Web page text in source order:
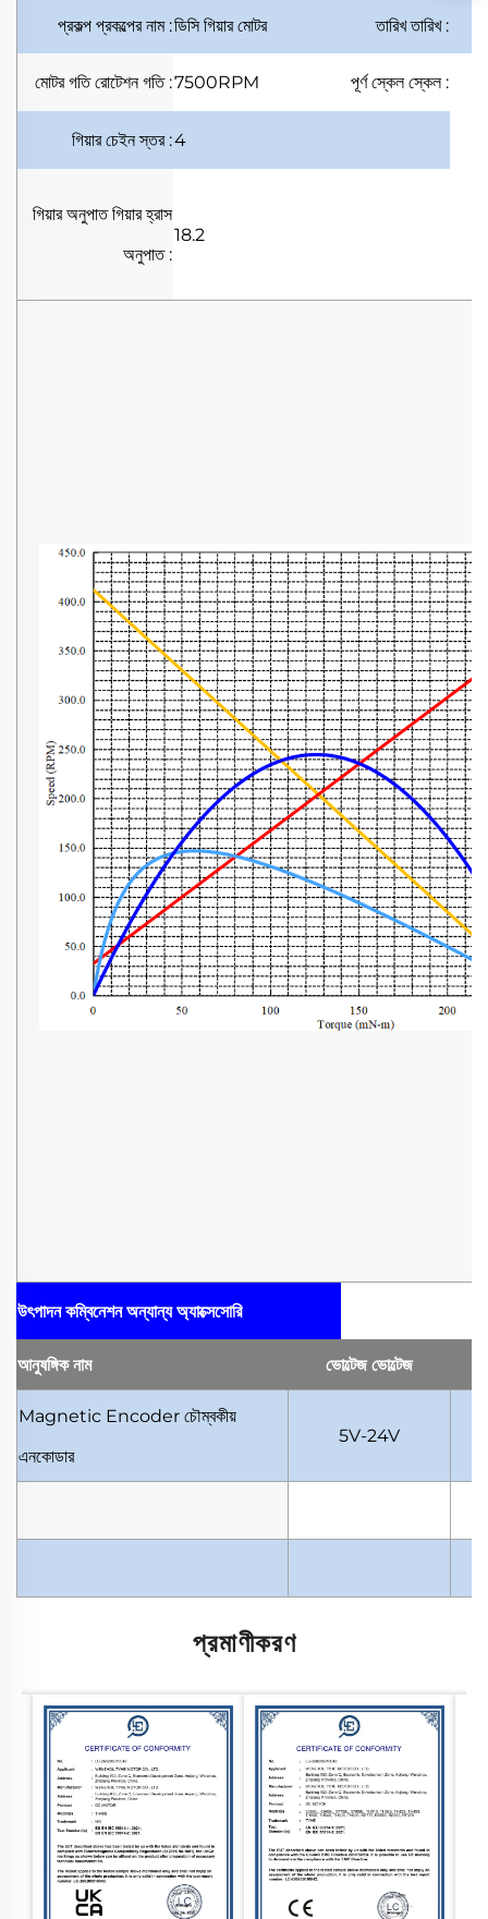
প্রকল্প প্রকল্পের নাম :ডিসি গিয়ার মোটর তারিখতারিখ :
মোটর গতিরোটেশন গতি :7500RPM পূর্ণ স্কেলস্কেল :
গিয়ার চেইনস্তর :4
গিয়ার অনুপাতগিয়ার হ্রাস
অনুপাত :
18.2
উৎপাদন কম্বিনেশনঅন্যান্য অ্যাক্সেসোরি
আনুষঙ্গিকনাম ভোল্টেজভোল্টেজ
Magnetic Encoder চৌম্বকীয়
এনকোডার
5V-24V
প্রমাণীকরণ